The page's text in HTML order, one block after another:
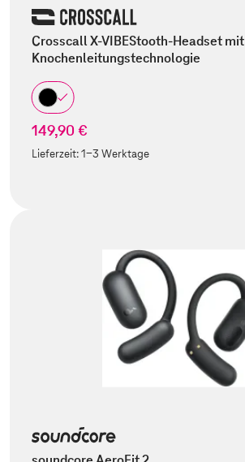
Crosscall X-VIBEStooth-Headset mit
Knochenleitungstechnologie
149,90 €
Lieferzeit:1-3 Werktage